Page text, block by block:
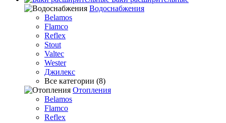
Водоснабжения
Belamos
Flamco
Reflex
Stout
Valtec
Wester
Джилекс
Все категории (8)
Отопления
Belamos
Flamco
Reflex